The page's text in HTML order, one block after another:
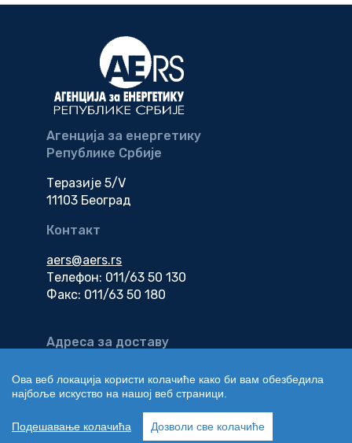
Агенција за енергетику
Републике Србије
Теразије 5/V
11103 Београд
Контакт
aers@aers.rs
Телефон: 011/63 50 130
Факс: 011/63 50 180
Адреса за доставу
документације
Ова веб локација користи колачиће како би вам обезбедила
најбоље искуство на нашој веб страници.
Подешавање колачића Дозволи све колачиће